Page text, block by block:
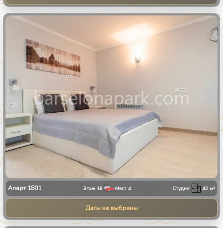
Апарт 1801 Этаж 18 Мест 4 Студия 42 м²
Даты не выбраны